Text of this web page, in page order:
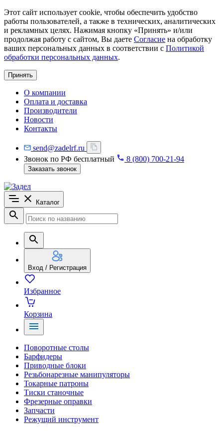
Этот сайт использует cookie, чтобы обеспечить удобство
работы пользователей, а также в технических, аналитических
и рекламных целях. Нажимая кнопку «Принять» и/или
продолжая работу с сайтом, Вы даете Согласие на обработку
ваших персональных данных в соответствии с Политикой
обработки персональных данных.
Принять
О компании
Оплата и доставка
Производители
Новости
Контакты
send@zadelrf.ru
Звонок по РФ бесплатный
8 (800) 700-21-94
Заказать звонок
Каталог
Вход / Регистрация
Избранное
Корзина
Поворотные столы
Барфидеры
Приводные блоки
Резьбонарезные манипуляторы
Токарные патроны
Тиски станочные
Фрезерные оправки
Запчасти
Режущий инструмент